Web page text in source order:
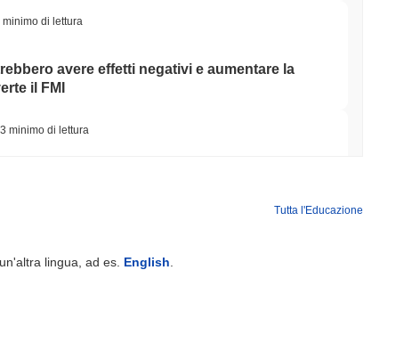
minimo di lettura
avere effetti negativi e aumentare la
il FMI
3 minimo di lettura
Tutta l'Educazione
lingua, ad es. English